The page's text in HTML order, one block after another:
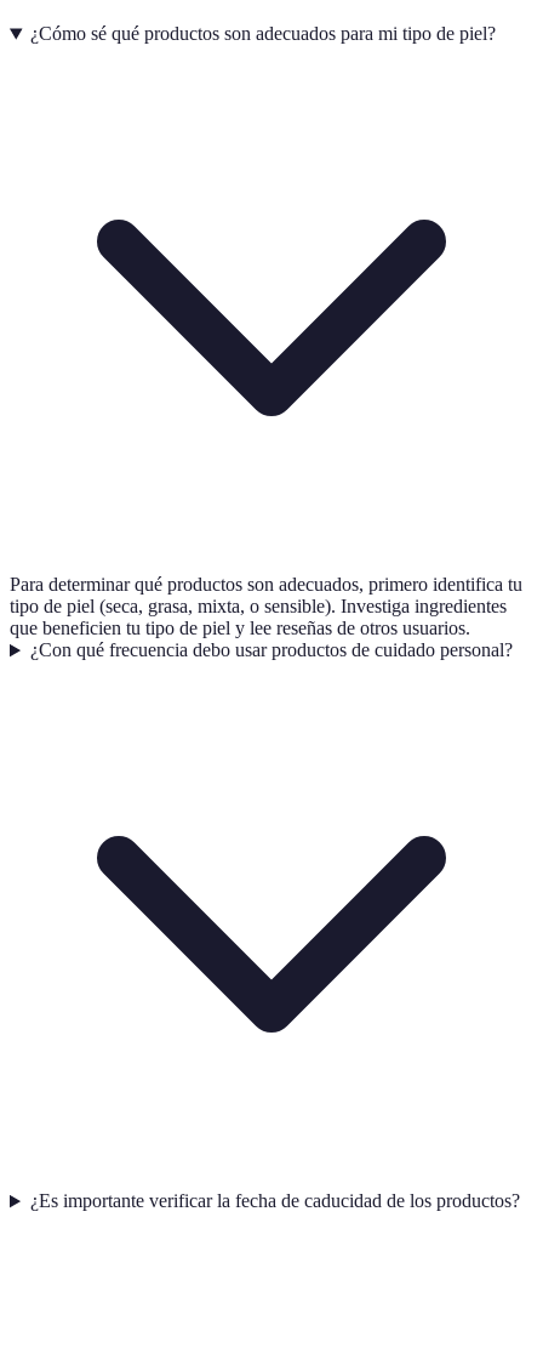
¿Cómo sé qué productos son adecuados para mi tipo de piel?
Para determinar qué productos son adecuados, primero identifica tu
tipo de piel (seca, grasa, mixta, o sensible). Investiga ingredientes
que beneficien tu tipo de piel y lee reseñas de otros usuarios.
¿Con qué frecuencia debo usar productos de cuidado personal?
¿Es importante verificar la fecha de caducidad de los productos?